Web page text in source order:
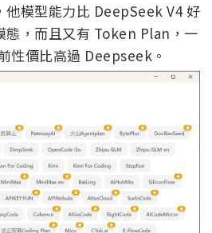
他模型能力比 DeepSeek V4 好
態，而且又有 Token Plan，一
性價比高過 Deepseek。